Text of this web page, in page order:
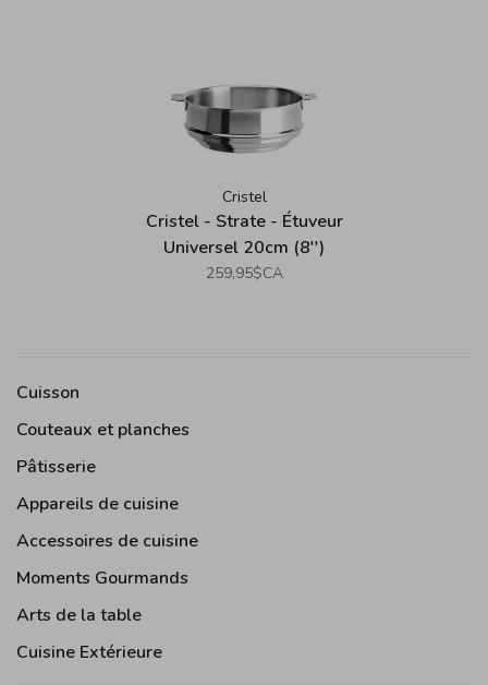
Cristel
Cristel - Strate - Étuveur
Universel 20cm (8'')
259,95$CA
Cuisson
Couteaux et planches
Pâtisserie
Appareils de cuisine
Accessoires de cuisine
Moments Gourmands
Arts de la table
Cuisine Extérieure